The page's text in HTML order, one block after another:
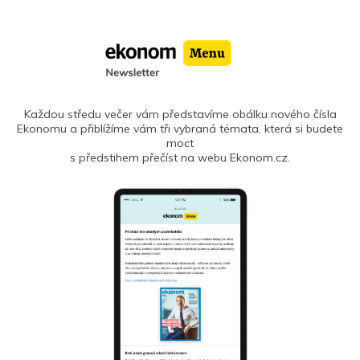
Každou středu večer vám představíme obálku nového čísla
Ekonomu a přiblížíme vám tři vybraná témata, která si budete
moct
s předstihem přečíst na webu Ekonom.cz.